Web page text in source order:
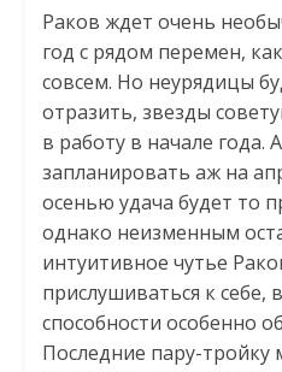
Раков ждет очень
год с рядом перемен,
совсем. Но неурядицы
отразить, звезды
в работу в начале года.
запланировать аж на
осенью удача будет то
однако неизменным
интуитивное чутье
прислушиваться к себе,
способности особенно
Последние пару-тройку